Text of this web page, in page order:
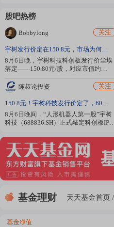
股吧热榜
Bobbylong 关注
宇树发行价定在150.8元，市场为何没那么“热烈”？
8月6日晚，宇树科技科创板发行价尘埃
落定——150.80元/股，对应市值约
友第一反应是算中签收益，但更值得观
察的是，今天机器人板块走得相当温
和，没有出现预想中的集体狂欢，这到
底是为什么？ 先说说大家最关心的钱袋
子问题。中一签（500股）要缴款7.54万
元，门槛不低。如果参考过往高溢价新
一签能赚二十多万；涨450%的话，三...
陈叔论投资 关注
150.8元！宇树科技发行价定了，609亿市值贵不贵？中一签能赚多少？
8月6日晚间，“人形机器人第一股”宇树
科技（688836.SH）正式敲定科创板IPO
股本约4.05亿股，上市时市值约609.93
亿元。本次公开发行4044.6434万股，占
发行后总股本10%，预计募资总额约
60.99亿元，扣除发行费用后净额约
59.17亿元。网上申购日为8月10日，中
一签（500股）需缴款7.54万元。 从3月
基金理财 天天基金首页
基金净值